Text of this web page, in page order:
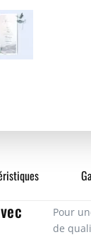
Pour
de